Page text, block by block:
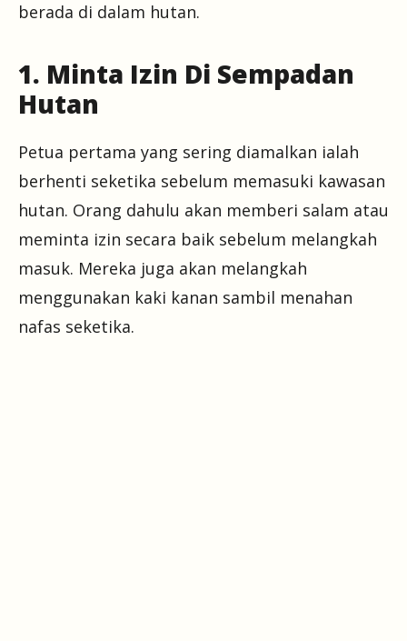
berada di dalam hutan.
1. Minta Izin Di Sempadan
Hutan
Petua pertama yang sering diamalkan ialah
berhenti seketika sebelum memasuki kawasan
hutan. Orang dahulu akan memberi salam atau
meminta izin secara baik sebelum melangkah
masuk. Mereka juga akan melangkah
menggunakan kaki kanan sambil menahan
nafas seketika.